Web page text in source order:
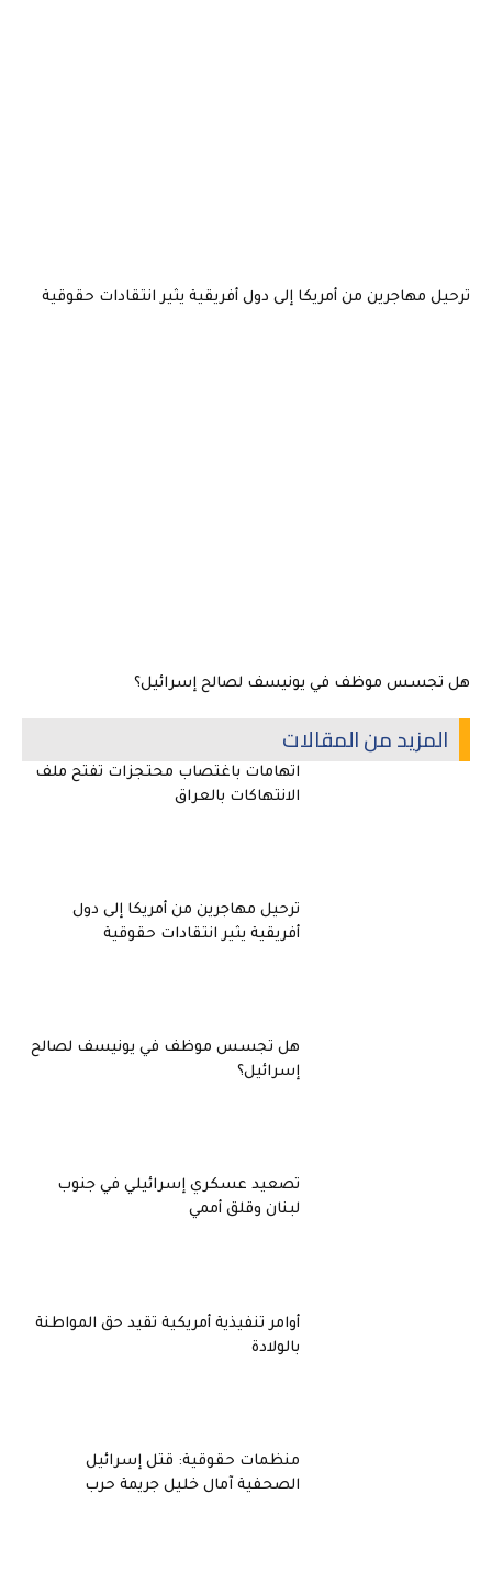
ترحيل مهاجرين من أمريكا إلى دول أفريقية يثير انتقادات حقوقية
هل تجسس موظف في يونيسف لصالح إسرائيل؟
المزيد من المقالات
اتهامات باغتصاب محتجزات تفتح ملف
الانتهاكات بالعراق
ترحيل مهاجرين من أمريكا إلى دول
أفريقية يثير انتقادات حقوقية
هل تجسس موظف في يونيسف لصالح
إسرائيل؟
تصعيد عسكري إسرائيلي في جنوب
لبنان وقلق أممي
أوامر تنفيذية أمريكية تقيد حق المواطنة
بالولادة
منظمات حقوقية: قتل إسرائيل
الصحفية آمال خليل جريمة حرب